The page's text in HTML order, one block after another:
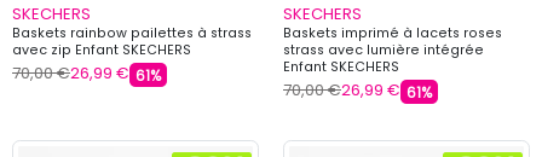
SKECHERS
Baskets rainbow pailettes à strass
avec zip Enfant SKECHERS
70,00 €26,99 € 61%
SKECHERS
Baskets imprimé à lacets roses
strass avec lumière intégrée
Enfant SKECHERS
70,00 €26,99 € 61%